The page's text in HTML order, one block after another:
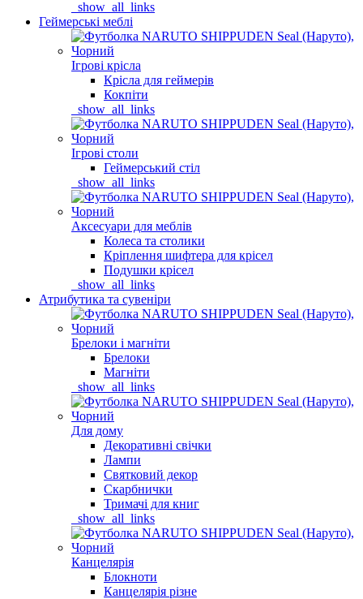
_show_all_links
Геймерські меблі
Ігрові крісла
Крісла для геймерів
Кокпіти
_show_all_links
Ігрові столи
Геймерський стіл
_show_all_links
Аксесуари для меблів
Колеса та столики
Кріплення шифтера для крісел
Подушки крісел
_show_all_links
Атрибутика та сувеніри
Брелоки і магніти
Брелоки
Магніти
_show_all_links
Для дому
Декоративні свічки
Лампи
Святковий декор
Скарбнички
Тримачі для книг
_show_all_links
Канцелярія
Блокноти
Канцелярія різне